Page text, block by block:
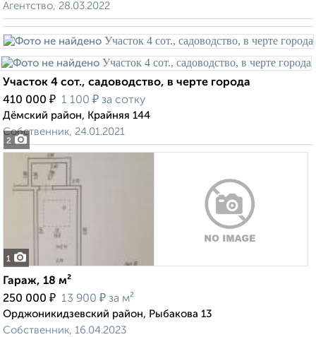
Агентство, 28.03.2022
2
Участок 4 сот., садоводство, в черте города
410 000 ₽ 1 100 ₽ за сотку
Дёмский район, Крайняя 144
Собственник, 24.01.2021
1
Гараж, 18 м²
250 000 ₽ 13 900 ₽ за м²
Орджоникидзевский район, Рыбакова 13
Собственник, 16.04.2023